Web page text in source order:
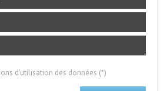
d'utilisation des données (*)